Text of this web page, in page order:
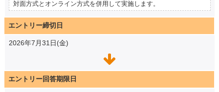
対面方式とオンライン方式を併用して実施します。
エントリー締切日
2026年7月31日(金)
エントリー回答期限日